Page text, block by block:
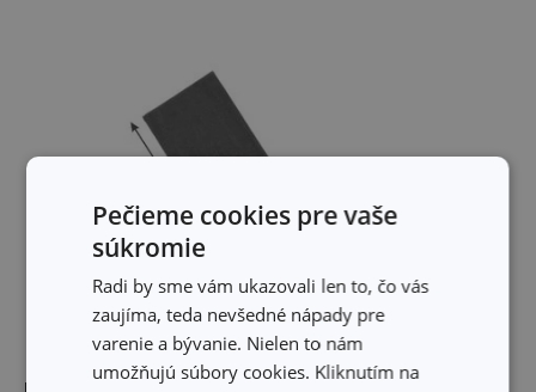
Pečieme cookies pre vaše
súkromie
Radi by sme vám ukazovali len to, čo vás
zaujíma, teda nevšedné nápady pre
varenie a bývanie. Nielen to nám
umožňujú súbory cookies. Kliknutím na